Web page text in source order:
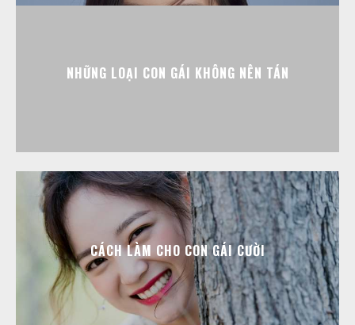
NHỮNG LOẠI CON GÁI KHÔNG NÊN TÁN
CÁCH LÀM CHO CON GÁI CƯỜI